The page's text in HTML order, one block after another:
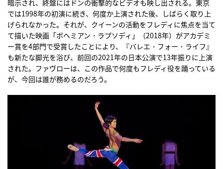
暗示され、終盤にはドンの衝撃的なビデオも映し出される。東京
では1998年の初演に続き、何度か上演された後、しばらく取り上
げられなかった。それが、クイーンの活動をフレディに焦点を当て
て描いた映画「ボヘミアン・ラプソディ」（2018年）がアカデミ
ー賞を4部門で受賞したことにより、『バレエ・フォー・ライフ』
も新たな脚光を浴び、前回の2021年の日本公演で13年振りに上演
された。ファヴローは、この作品で何度もフレディ役を踊っている
が、今回は誰が務めるのだろう。